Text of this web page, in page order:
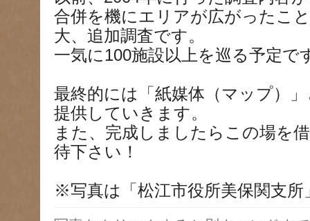
合併を機にエリアが広がったこ
大、追加調査です。
一気に100施設以上を巡る予定で
最終的には「紙媒体（マップ）
提供していきます。
また、完成しましたらこの場を
待下さい！
※写真は「松江市役所美保関支所